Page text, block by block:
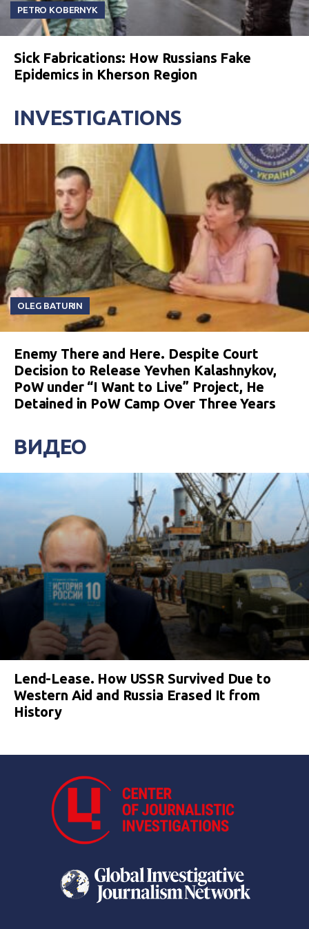
PETRO KOBERNYK
Sick Fabrications: How Russians Fake
Epidemics in Kherson Region
INVESTIGATIONS
OLEG BATURIN
Enemy There and Here. Despite Court
Decision to Release Yevhen Kalashnykov,
PoW under “I Want to Live” Project, He
Detained in PoW Camp Over Three Years
ВИДЕО
Lend-Lease. How USSR Survived Due to
Western Aid and Russia Erased It from
History